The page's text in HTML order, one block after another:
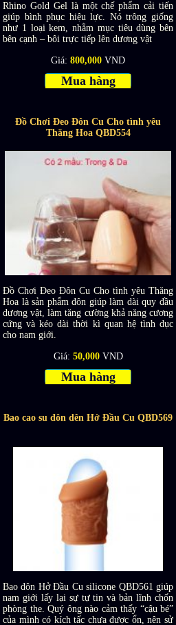
Rhino Gold Gel là một chế phẩm cải tiến
giúp bình phục hiệu lực. Nó trông giống
như 1 loại kem, nhằm mục tiêu dùng bên
bên cạnh – bôi trực tiếp lên dương vật
Giá: 800,000 VND
Mua hàng
Đồ Chơi Đeo Đôn Cu Cho tình yêu
Thăng Hoa QBD554
Đồ Chơi Đeo Đôn Cu Cho tình yêu Thăng
Hoa là sản phẩm đôn giúp làm dài quy đầu
dương vật, làm tăng cường khả năng cương
cứng và kéo dài thời kì quan hệ tình dục
cho nam giới.
Giá: 50,000 VND
Mua hàng
Bao cao su đôn dên Hở Đầu Cu QBD569
Bao đôn Hở Đầu Cu silicone QBD561 giúp
nam giới lấy lại sự tự tin và bản lĩnh chốn
phòng the. Quý ông nào cảm thấy “cậu bé”
của mình có kích tấc chưa được ổn, nên sử